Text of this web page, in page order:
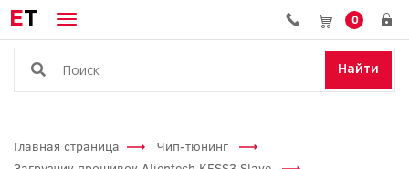
ET 0
Найти
Главная страница
Чип-тюнинг